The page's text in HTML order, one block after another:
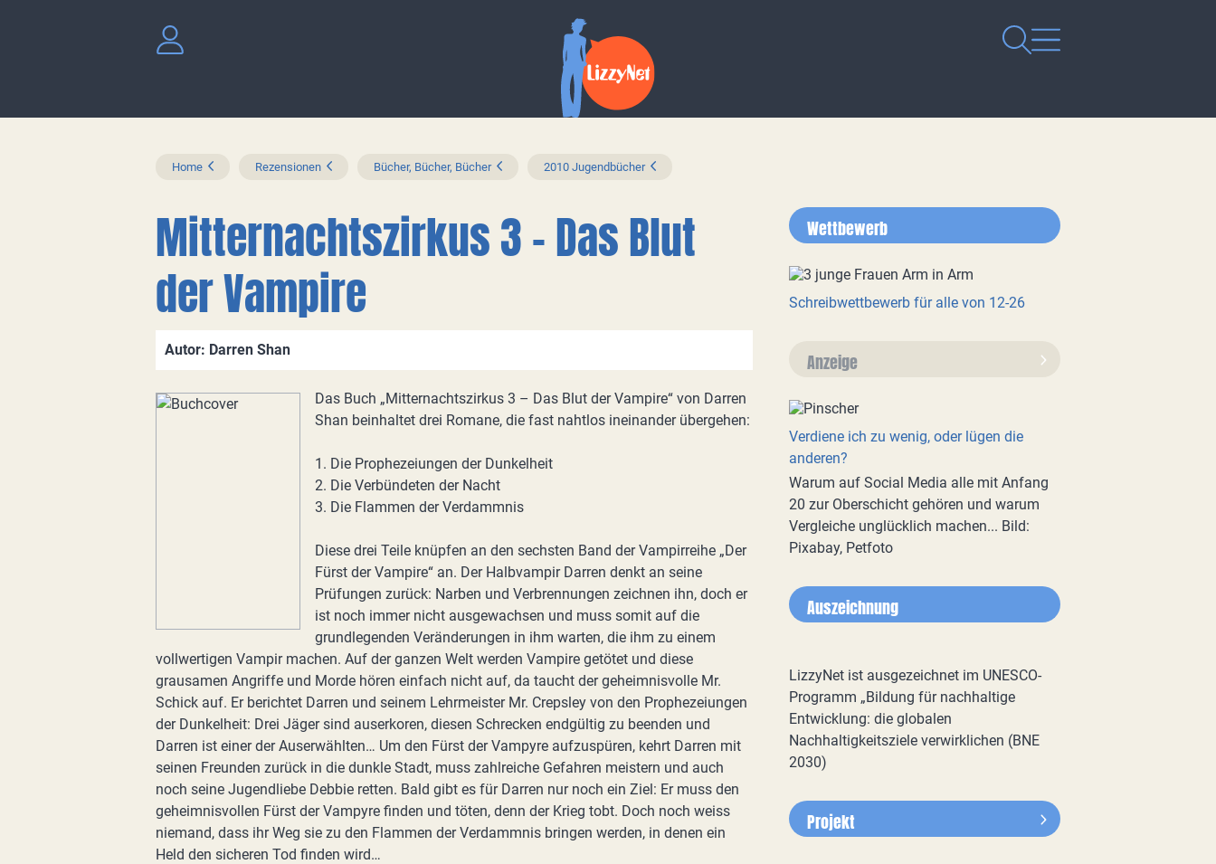
Home Rezensionen Bücher, Bücher, Bücher 2010 Jugendbücher
Mitternachtszirkus 3 - Das Blut
der Vampire
Autor: Darren Shan
Das Buch „Mitternachtszirkus 3 – Das Blut der Vampire“ von Darren
Shan beinhaltet drei Romane, die fast nahtlos ineinander übergehen:
1. Die Prophezeiungen der Dunkelheit
2. Die Verbündeten der Nacht
3. Die Flammen der Verdammnis
Diese drei Teile knüpfen an den sechsten Band der Vampirreihe „Der
Fürst der Vampire“ an. Der Halbvampir Darren denkt an seine
Prüfungen zurück: Narben und Verbrennungen zeichnen ihn, doch er
ist noch immer nicht ausgewachsen und muss somit auf die
grundlegenden Veränderungen in ihm warten, die ihm zu einem
vollwertigen Vampir machen. Auf der ganzen Welt werden Vampire getötet und diese
grausamen Angriffe und Morde hören einfach nicht auf, da taucht der geheimnisvolle Mr.
Schick auf. Er berichtet Darren und seinem Lehrmeister Mr. Crepsley von den Prophezeiungen
der Dunkelheit: Drei Jäger sind auserkoren, diesen Schrecken endgültig zu beenden und
Darren ist einer der Auserwählten… Um den Fürst der Vampyre aufzuspüren, kehrt Darren mit
seinen Freunden zurück in die dunkle Stadt, muss zahlreiche Gefahren meistern und auch
noch seine Jugendliebe Debbie retten. Bald gibt es für Darren nur noch ein Ziel: Er muss den
geheimnisvollen Fürst der Vampyre finden und töten, denn der Krieg tobt. Doch noch weiss
niemand, dass ihr Weg sie zu den Flammen der Verdammnis bringen werden, in denen ein
Held den sicheren Tod finden wird…
Wettbewerb
Schreibwettbewerb für alle von 12-26
Anzeige
Verdiene ich zu wenig, oder lügen die
anderen?
Warum auf Social Media alle mit Anfang
20 zur Oberschicht gehören und warum
Vergleiche unglücklich machen... Bild:
Pixabay, Petfoto
Auszeichnung
LizzyNet ist ausgezeichnet im UNESCO-
Programm „Bildung für nachhaltige
Entwicklung: die globalen
Nachhaltigkeitsziele verwirklichen (BNE
2030)
Projekt